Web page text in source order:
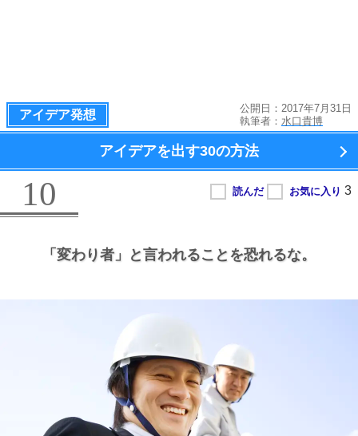
アイデア発想
公開日：2017年7月31日
執筆者： 水口貴博
アイデアを出す30の方法
10
「変わり者」と言われることを恐れるな。